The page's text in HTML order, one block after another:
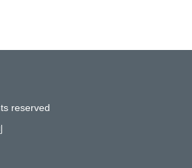
reserved